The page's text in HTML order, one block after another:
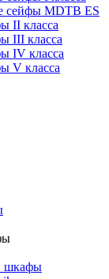
сейфы MDTB ES
II класса
III класса
IV класса
V класса
шкафы